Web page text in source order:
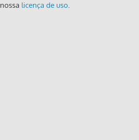
nossa licença de uso.